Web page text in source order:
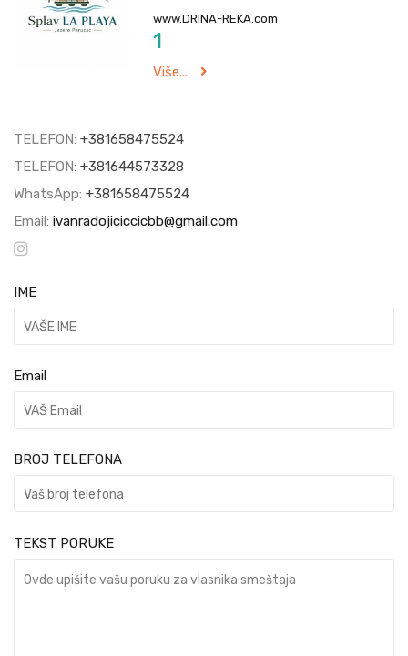
www.DRINA-REKA.com
1
Više...
TELEFON: +381658475524
TELEFON: +381644573328
WhatsApp: +381658475524
Email: ivanradojiciccicbb@gmail.com
IME
Email
BROJ TELEFONA
TEKST PORUKE